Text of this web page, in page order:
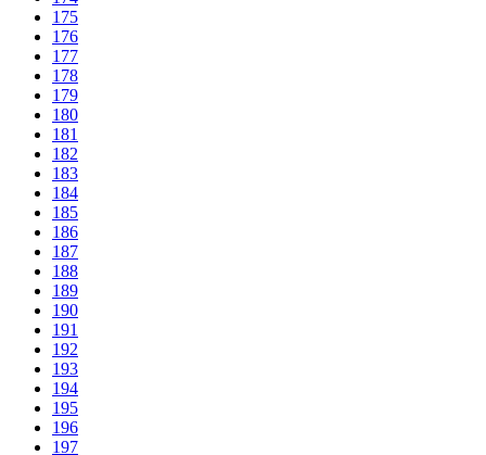
175
176
177
178
179
180
181
182
183
184
185
186
187
188
189
190
191
192
193
194
195
196
197